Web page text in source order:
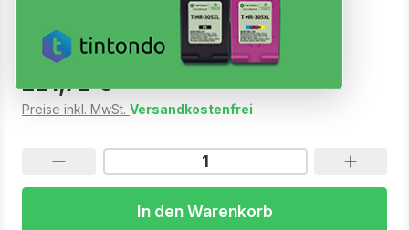
Sofort verfügbar, Lieferzeit: 1-3 Werktage
221,72 €
Preise inkl. MwSt. Versandkostenfrei
In den Warenkorb